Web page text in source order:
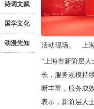
诗词文赋
国学文化
动漫先知 活动现场。 上
“上海市新阶层
长，服务规模持
断丰富，服务成
表示，新阶层人